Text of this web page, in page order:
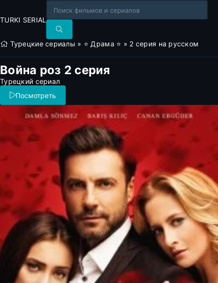
TURKI SERIAL
Турецкие сериалы » ⭐ Драма ⭐ » 2 серия на русском
Война роз 2 серия
Турецкий сериал
Посмотреть